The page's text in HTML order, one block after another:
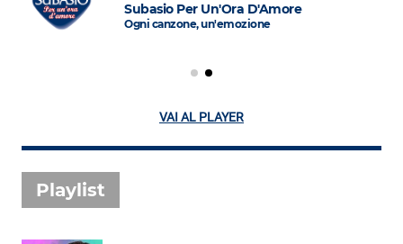
Subasio Per Un'Ora D'Amore
Ogni canzone, un'emozione
VAI AL PLAYER
Playlist